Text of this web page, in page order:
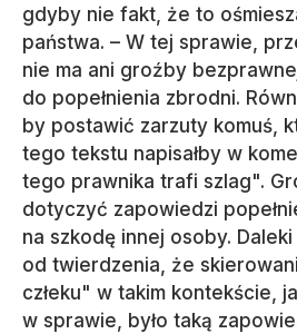
gdyby nie fakt, że to
państwa. – W tej sprawie,
nie ma ani groźby
do popełnienia zbrodni.
by postawić zarzuty komuś,
tego tekstu napisałby w
tego prawnika trafi szlag".
dotyczyć zapowiedzi
na szkodę innej osoby.
od twierdzenia, że
człeku" w takim kontekście,
w sprawie, było taką